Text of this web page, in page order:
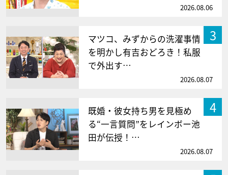
2026.08.06
3
マツコ、みずからの洗濯事情
を明かし有吉おどろき！私服
で外出す…
2026.08.07
4
既婚・彼女持ち男を見極め
る“一言質問”をレインボー池
田が伝授！…
2026.08.07